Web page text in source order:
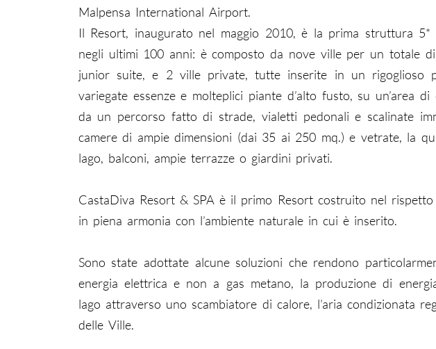
Malpensa International Airport.
Il Resort, inaugurato nel maggio 2010, è la prima struttura
negli ultimi 100 anni: è composto da nove ville per un totale
junior suite, e 2 ville private, tutte inserite in un rigoglioso
variegate essenze e molteplici piante d’alto fusto, su un’area
da un percorso fatto di strade, vialetti pedonali e scalinate
camere di ampie dimensioni (dai 35 ai 250 mq.) e vetrate, la
lago, balconi, ampie terrazze o giardini privati.
CastaDiva Resort & SPA è il primo Resort costruito nel
in piena armonia con l’ambiente naturale in cui è inserito.
Sono state adottate alcune soluzioni che rendono
energia elettrica e non a gas metano, la produzione di
lago attraverso uno scambiatore di calore, l’aria condizionata
delle Ville.